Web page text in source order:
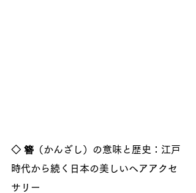
◇ 簪（かんざし）の意味と歴史：江戸
時代から続く日本の美しいヘアアクセ
サリー